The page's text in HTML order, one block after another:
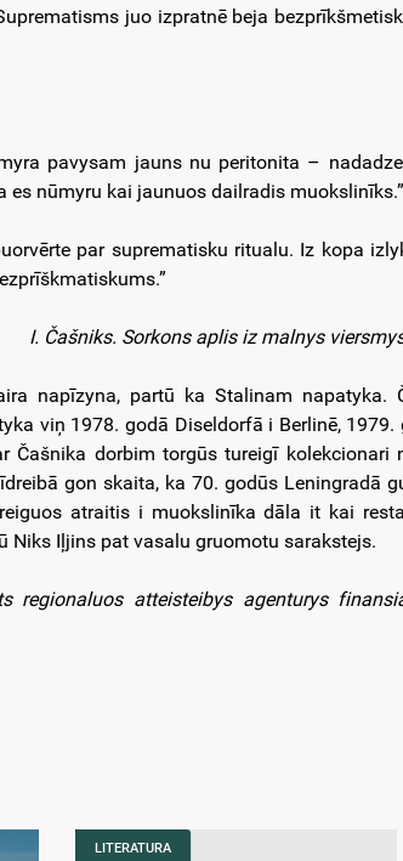
juo izpratnē beja
pavysam jauns nu peritonita –
es nūmyru kai jaunuos dailradis muokslinīks.”
par suprematisku ritualu. Iz kopa
I. Čašniks. Sorkons aplis iz malnys
napīzyna, partū ka Stalinam napatyka.
viņ 1978. godā Diseldorfā i Berlinē,
Čašnika dorbim torgūs tureigī
gon skaita, ka 70. godūs Leningradā
atraitis i muokslinīka dāla it kai
Niks Iļjins pat vasalu gruomotu sarakstejs.
regionaluos atteisteibys agenturys
LITERATURA